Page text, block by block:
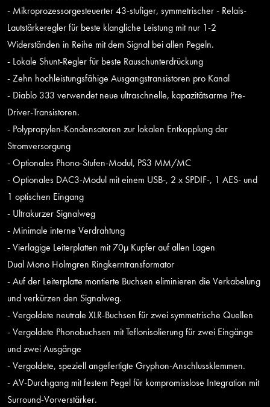
- Mikroprozessorgesteuerter 43-stufiger, symmetrischer - Relais-
Lautstärkeregler für beste klangliche Leistung mit nur 1-2
Widerständen in Reihe mit dem Signal bei allen Pegeln.
- Lokale Shunt-Regler für beste Rauschunterdrückung
- Zehn hochleistungsfähige Ausgangstransistoren pro Kanal
- Diablo 333 verwendet neue ultraschnelle, kapazitätsarme Pre-
Driver-Transistoren.
- Polypropylen-Kondensatoren zur lokalen Entkopplung der
Stromversorgung
- Optionales Phono-Stufen-Modul, PS3 MM/MC
- Optionales DAC3-Modul mit einem USB-, 2 x SPDIF-, 1 AES- und
1 optischen Eingang
- Ultrakurzer Signalweg
- Minimale interne Verdrahtung
- Vierlagige Leiterplatten mit 70µ Kupfer auf allen Lagen
Dual Mono Holmgren Ringkerntransformator
- Auf der Leiterplatte montierte Buchsen eliminieren die Verkabelung
und verkürzen den Signalweg.
- Vergoldete neutrale XLR-Buchsen für zwei symmetrische Quellen
- Vergoldete Phonobuchsen mit Teflonisolierung für zwei Eingänge
und zwei Ausgänge
- Vergoldete, speziell angefertigte Gryphon-Anschlussklemmen.
- AV-Durchgang mit festem Pegel für kompromisslose Integration mit
Surround-Vorverstärker.